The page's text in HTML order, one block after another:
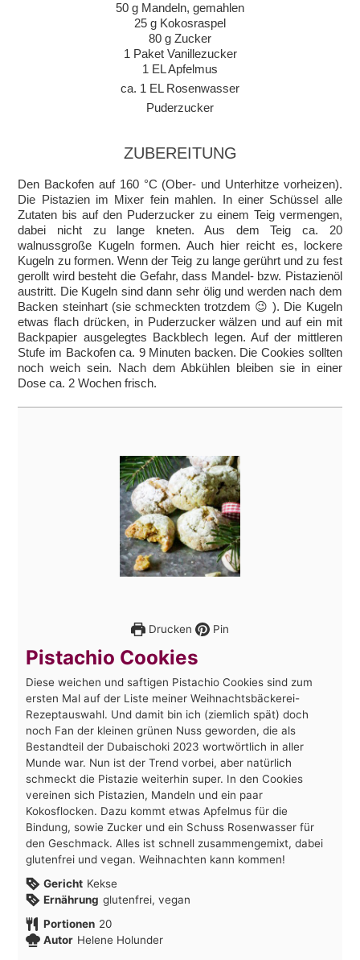
50 g Mandeln, gemahlen
25 g Kokosraspel
80 g Zucker
1 Paket Vanillezucker
1 EL Apfelmus
ca. 1 EL Rosenwasser
Puderzucker
ZUBEREITUNG
Den Backofen auf 160 °C (Ober- und Unterhitze vorheizen).
Die Pistazien im Mixer fein mahlen. In einer Schüssel alle
Zutaten bis auf den Puderzucker zu einem Teig vermengen,
dabei nicht zu lange kneten. Aus dem Teig ca. 20
walnussgroße Kugeln formen. Auch hier reicht es, lockere
Kugeln zu formen. Wenn der Teig zu lange gerührt und zu fest
gerollt wird besteht die Gefahr, dass Mandel- bzw. Pistazienöl
austritt. Die Kugeln sind dann sehr ölig und werden nach dem
Backen steinhart (sie schmeckten trotzdem 😉 ). Die Kugeln
etwas flach drücken, in Puderzucker wälzen und auf ein mit
Backpapier ausgelegtes Backblech legen. Auf der mittleren
Stufe im Backofen ca. 9 Minuten backen. Die Cookies sollten
noch weich sein. Nach dem Abkühlen bleiben sie in einer
Dose ca. 2 Wochen frisch.
Drucken Pin
Pistachio Cookies
Diese weichen und saftigen Pistachio Cookies sind zum
ersten Mal auf der Liste meiner Weihnachtsbäckerei-
Rezeptauswahl. Und damit bin ich (ziemlich spät) doch
noch Fan der kleinen grünen Nuss geworden, die als
Bestandteil der Dubaischoki 2023 wortwörtlich in aller
Munde war. Nun ist der Trend vorbei, aber natürlich
schmeckt die Pistazie weiterhin super. In den Cookies
vereinen sich Pistazien, Mandeln und ein paar
Kokosflocken. Dazu kommt etwas Apfelmus für die
Bindung, sowie Zucker und ein Schuss Rosenwasser für
den Geschmack. Alles ist schnell zusammengemixt, dabei
glutenfrei und vegan. Weihnachten kann kommen!
Gericht Kekse
Ernährung glutenfrei, vegan
Portionen 20
Autor Helene Holunder